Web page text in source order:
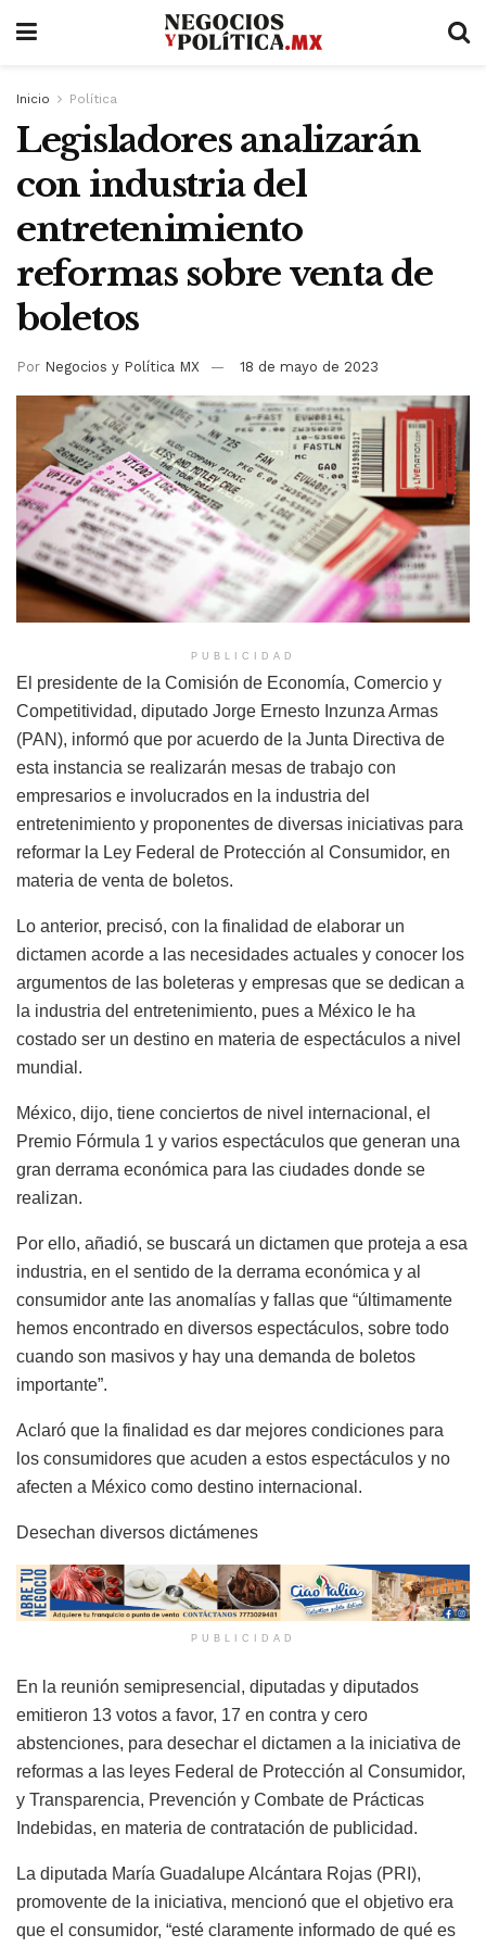
Inicio Política
Legisladores analizarán
con industria del
entretenimiento
reformas sobre venta de
boletos
Por Negocios y Política MX 18 de mayo de 2023
PUBLICIDAD
El presidente de la Comisión de Economía, Comercio y
Competitividad, diputado Jorge Ernesto Inzunza Armas
(PAN), informó que por acuerdo de la Junta Directiva de
esta instancia se realizarán mesas de trabajo con
empresarios e involucrados en la industria del
entretenimiento y proponentes de diversas iniciativas para
reformar la Ley Federal de Protección al Consumidor, en
materia de venta de boletos.
Lo anterior, precisó, con la finalidad de elaborar un
dictamen acorde a las necesidades actuales y conocer los
argumentos de las boleteras y empresas que se dedican a
la industria del entretenimiento, pues a México le ha
costado ser un destino en materia de espectáculos a nivel
mundial.
México, dijo, tiene conciertos de nivel internacional, el
Premio Fórmula 1 y varios espectáculos que generan una
gran derrama económica para las ciudades donde se
realizan.
Por ello, añadió, se buscará un dictamen que proteja a esa
industria, en el sentido de la derrama económica y al
consumidor ante las anomalías y fallas que “últimamente
hemos encontrado en diversos espectáculos, sobre todo
cuando son masivos y hay una demanda de boletos
importante”.
Aclaró que la finalidad es dar mejores condiciones para
los consumidores que acuden a estos espectáculos y no
afecten a México como destino internacional.
Desechan diversos dictámenes
PUBLICIDAD
En la reunión semipresencial, diputadas y diputados
emitieron 13 votos a favor, 17 en contra y cero
abstenciones, para desechar el dictamen a la iniciativa de
reformas a las leyes Federal de Protección al Consumidor,
y Transparencia, Prevención y Combate de Prácticas
Indebidas, en materia de contratación de publicidad.
La diputada María Guadalupe Alcántara Rojas (PRI),
promovente de la iniciativa, mencionó que el objetivo era
que el consumidor, “esté claramente informado de qué es